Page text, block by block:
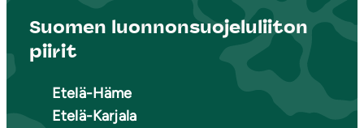
Suomen luonnonsuojeluliiton
piirit
Etelä-Häme
Etelä-Karjala